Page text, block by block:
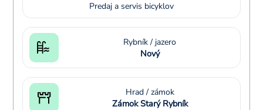
Predaj a servis bicyklov
Rybník / jazero
Nový
Hrad / zámok
Zámok Starý Rybník